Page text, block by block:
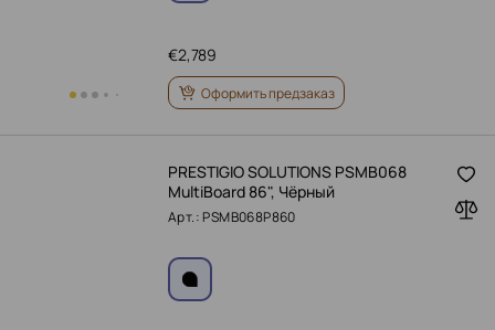
2,789
€
Оформить предзаказ
PRESTIGIO SOLUTIONS PSMB068
MultiBoard 86", Чёрный
Арт.: PSMB068P860